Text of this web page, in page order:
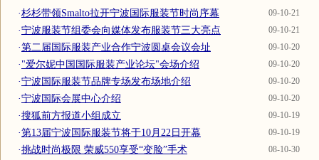
09-10-21
·杉杉带领Smalto拉开宁波国际服装节时尚序幕
09-10-21
·宁波服装节组委会向媒体发布服装节三大亮点
09-10-20
·第二届国际服装产业合作宁波圆桌会议会址
09-10-20
·"爱尔妮中国国际服装产业论坛"会场介绍
09-10-20
·宁波国际服装节品牌专场发布场地介绍
09-10-20
·宁波国际会展中心介绍
09-10-19
·搜狐前方报道小组成立
09-10-19
·第13届宁波国际服装节将于10月22日开幕
08-10-30
·挑战时尚极限 荣威550享受“变脸”手术